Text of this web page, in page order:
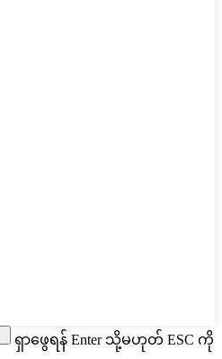
ရှာဖွေရန် Enter သို့မဟုတ် ESC ကို